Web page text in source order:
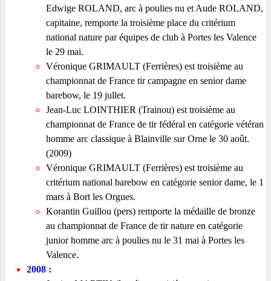
Edwige ROLAND, arc à poulies nu et Aude ROLAND,
capitaine, remporte la troisième place du critérium
national nature par équipes de club à Portes les Valence
le 29 mai.
Véronique GRIMAULT (Ferrières) est troisième au
championnat de France tir campagne en senior dame
barebow, le 19 jullet.
Jean-Luc LOINTHIER (Trainou) est troisième au
championnat de France de tir fédéral en catégorie vétéran
homme arc classique à Blainville sur Orne le 30 août.
(2009)
Véronique GRIMAULT (Ferrières) est troisième au
critérium national barebow en catégorie senior dame, le 1
mars à Bort les Orgues.
Korantin Guillou (pers) remporte la médaille de bronze
au championnat de France de tir nature en catégorie
junior homme arc à poulies nu le 31 mai à Portes les
Valence.
2008 :